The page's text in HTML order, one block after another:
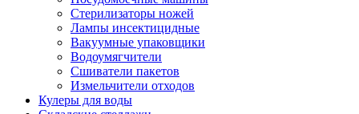
Стерилизаторы ножей
Лампы инсектицидные
Вакуумные упаковщики
Водоумягчители
Сшиватели пакетов
Измельчители отходов
Кулеры для воды